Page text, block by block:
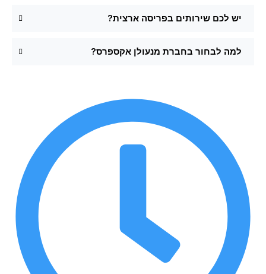
יש לכם שירותים בפריסה ארצית?
למה לבחור בחברת מנעולן אקספרס?